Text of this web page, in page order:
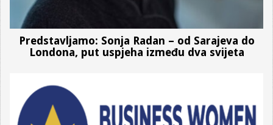
Predstavljamo: Sonja Radan – od Sarajeva do
Londona, put uspjeha između dva svijeta